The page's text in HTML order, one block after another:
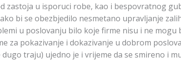
zastoja u isporuci robe, kao i bespovratnog
bi se obezbjedilo nesmetano upravljanje
u poslovanju bilo koje firme nisu i ne
za pokazivanje i dokazivanje u dobrom
traju) ujedno je i vrijeme da se smireno i